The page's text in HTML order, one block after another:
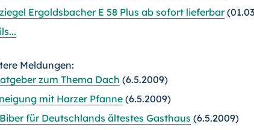
Ergoldsbacher E 58 Plus ab sofort lieferbar
Meldungen:
zum Thema Dach (6.5.2009)
mit Harzer Pfanne(6.5.2009)
für Deutschlands ältestes Gasthaus (6.5.2009)